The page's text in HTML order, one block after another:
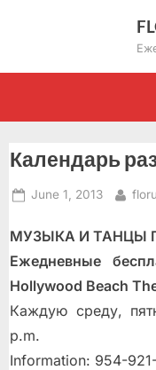
Календарь
Posted
June 1, 2013 By
МУЗЫКА И ТАНЦЫ
Ежедневные
Hollywood Beach
Каждую среду,
p.m.
Information: 954-